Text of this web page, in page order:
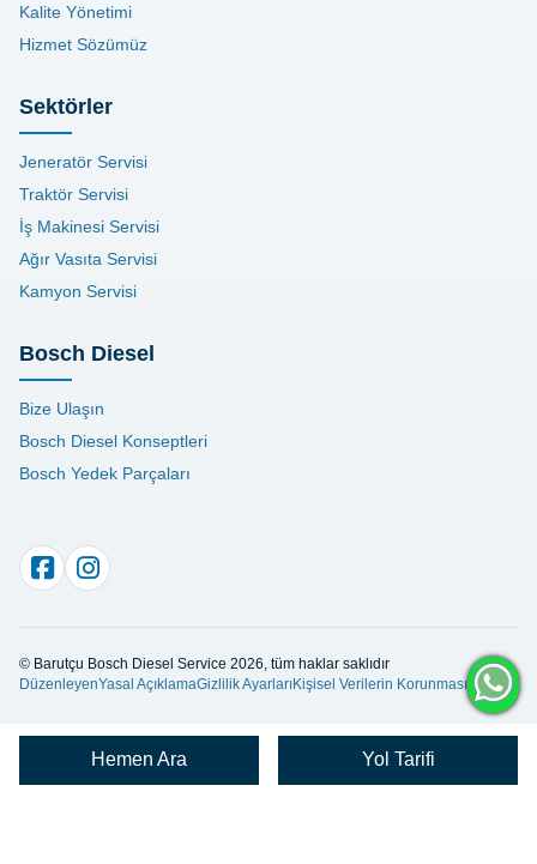
Kalite Yönetimi
Hizmet Sözümüz
Sektörler
Jeneratör Servisi
Traktör Servisi
İş Makinesi Servisi
Ağır Vasıta Servisi
Kamyon Servisi
Bosch Diesel
Bize Ulaşın
Bosch Diesel Konseptleri
Bosch Yedek Parçaları
© Barutçu Bosch Diesel Service 2026, tüm haklar saklıdır
DüzenleyenYasal AçıklamaGizlilik AyarlarıKişisel Verilerin Korunması
Hemen Ara Yol Tarifi